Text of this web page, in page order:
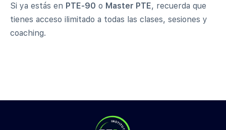
Si ya estás en PTE-90 o Master PTE, recuerda que
tienes acceso ilimitado a todas las clases, sesiones y
coaching.